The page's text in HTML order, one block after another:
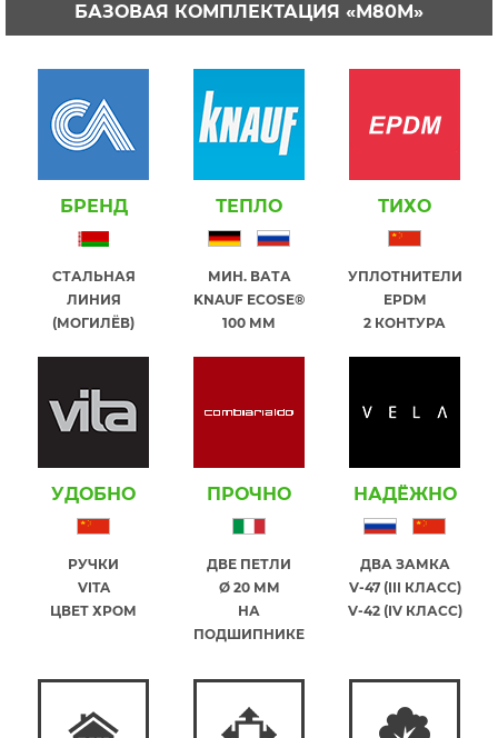
БАЗОВАЯ КОМПЛЕКТАЦИЯ «М80М»
БРЕНД
СТАЛЬНАЯ
ЛИНИЯ
(МОГИЛЁВ)
ТЕПЛО
МИН. ВАТА
KNAUF ECOSE®
100 ММ
ТИХО
УПЛОТНИТЕЛИ
EPDM
2 КОНТУРА
УДОБНО
РУЧКИ
VITA
ЦВЕТ ХРОМ
ПРОЧНО
ДВЕ ПЕТЛИ
Ø 20 ММ
НА
ПОДШИПНИКЕ
НАДЁЖНО
ДВА ЗАМКА
V-47 (III КЛАСС)
V-42 (IV КЛАСС)